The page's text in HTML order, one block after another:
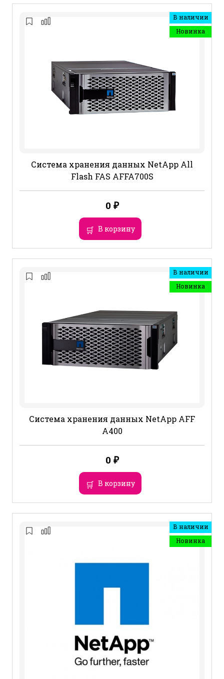
В наличии
Новинка
Система хранения данных NetApp All
Flash FAS AFFA700S
0 ₽
В корзину
В наличии
Новинка
Система хранения данных NetApp AFF
A400
0 ₽
В корзину
В наличии
Новинка